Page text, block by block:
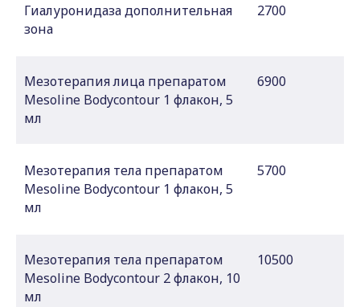
Гиалуронидаза дополнительная
зона
2700
Мезотерапия лица препаратом
Mesoline Bodycontour 1 флакон, 5
мл
6900
Мезотерапия тела препаратом
Mesoline Bodycontour 1 флакон, 5
мл
5700
Мезотерапия тела препаратом
Mesoline Bodycontour 2 флакон, 10
мл
10500